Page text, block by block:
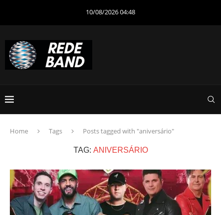
10/08/2026 04:48
Home Tags Posts tagged with "aniversário"
TAG: ANIVERSÁRIO